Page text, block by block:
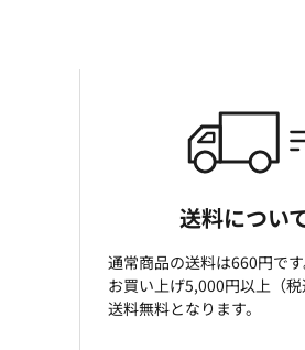
送料につい
通常商品の送料は660円です
お買い上げ5,000円以上（
送料無料となります。